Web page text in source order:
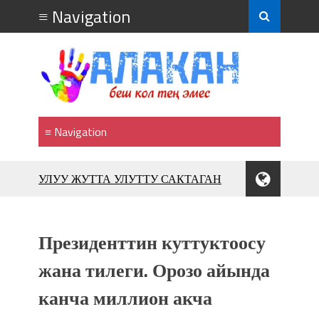
УЛУУ ЖУТТА УЛУТТУ САКТАГАН
фонтанов в Royal Central Park
Аида САЛЯНОВА: "Кыргыз шахмат
союзунун президенти болуп
шайланышым сыймык жана чоң
Президенттин куттуктоосу
жана тилеги. Орозо айында
канча миллион акча